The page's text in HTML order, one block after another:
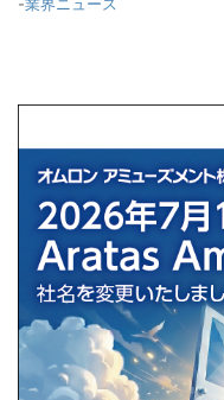
-業界ニュース